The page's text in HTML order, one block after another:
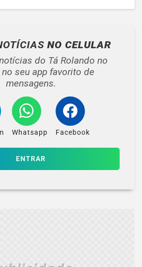
NO CELULAR
do Tá Rolando no
seu app favorito de
mensagens.
Whatsapp Facebook
ENTRAR